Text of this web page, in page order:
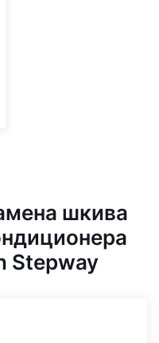
шкива
Stepway